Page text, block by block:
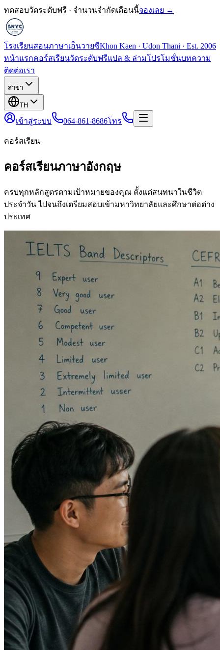
ทดสอบวัดระดับฟรี · จำนวนจำกัดเดือนนี้จองเลย →
โรงเรียนสอนภาษาเอ็นวายซีKhon Kaen · Udon Thani · Est. 2006
หน้าแรกคอร์สเรียนวัดระดับฟรีแปล & ล่ามโปรโมชั่นบทความ
ติดต่อเรา
สาขา
TH
เข้าสู่ระบบ 064-861-8686โทร
คอร์สเรียน
คอร์สเรียนภาษาอังกฤษ
ครบทุกหลักสูตรตามเป้าหมายของคุณ ตั้งแต่สนทนาในชีวิต
ประจำวัน ไปจนถึงเตรียมสอบเข้ามหาวิทยาลัยและศึกษาต่อต่าง
ประเทศ